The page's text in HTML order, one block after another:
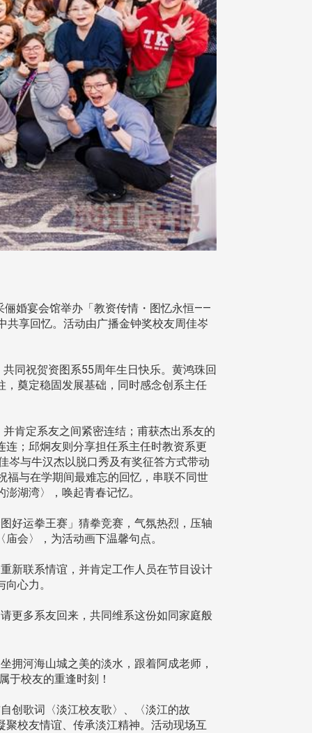
婚宴会馆举办「教资传情・图忆永恒——
共享回忆。活动由广播金钟奖校友周佳岑
同祝贺资图系55周年生日快乐。黄鸿珠回
奠定稳固发展基础，同时感念创系主任
肯定系友之间紧密连结；甫获杰出系友的
；邱炯友则分享担任系主任时教资系更
岑与牛汉杰以脱口秀及有奖征答方式带动
福与在学期间最难忘的回忆，串联不同世
湖湾〉，唤起青春记忆。
好运拳王赛」猜拳竞赛，气氛热烈，压轴
会〉，为活动画下温馨句点。
新联系情谊，并肯定工作人员在节目设计
心力。
更多系友回来，共同维系这份如同家庭般
河海山城之美的淡水，跟着阿成老师，
于校友的重逢时刻！
创歌词〈淡江校友歌〉、〈淡江的故
校友情谊、传承淡江精神。活动现场互